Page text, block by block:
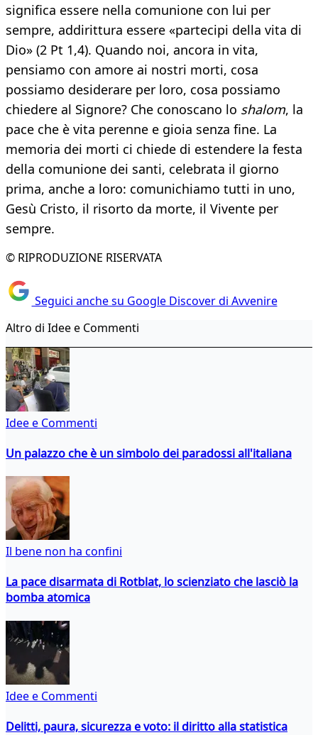
significa essere nella comunione con lui per
sempre, addirittura essere «partecipi della vita di
Dio» (2 Pt 1,4). Quando noi, ancora in vita,
pensiamo con amore ai nostri morti, cosa
possiamo desiderare per loro, cosa possiamo
chiedere al Signore? Che conoscano lo shalom, la
pace che è vita perenne e gioia senza fine. La
memoria dei morti ci chiede di estendere la festa
della comunione dei santi, celebrata il giorno
prima, anche a loro: comunichiamo tutti in uno,
Gesù Cristo, il risorto da morte, il Vivente per
sempre.
© RIPRODUZIONE RISERVATA
Seguici anche su Google Discover di Avvenire
Altro di Idee e Commenti
Idee e Commenti
Un palazzo che è un simbolo dei paradossi all'italiana
Il bene non ha confini
La pace disarmata di Rotblat, lo scienziato che lasciò la
bomba atomica
Idee e Commenti
Delitti, paura, sicurezza e voto: il diritto alla statistica